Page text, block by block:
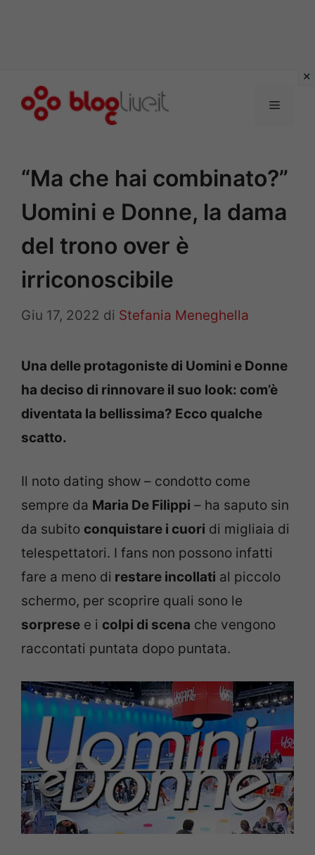
Menu
“Ma che hai combinato?”
Uomini e Donne, la dama
del trono over è
irriconoscibile
Giu 17, 2022 di Stefania Meneghella
Una delle protagoniste di Uomini e Donne
ha deciso di rinnovare il suo look: com’è
diventata la bellissima? Ecco qualche
scatto.
Il noto dating show – condotto come
sempre da Maria De Filippi – ha saputo sin
da subito conquistare i cuori di migliaia di
telespettatori. I fans non possono infatti
fare a meno di restare incollati al piccolo
schermo, per scoprire quali sono le
sorprese e i colpi di scena che vengono
raccontati puntata dopo puntata.